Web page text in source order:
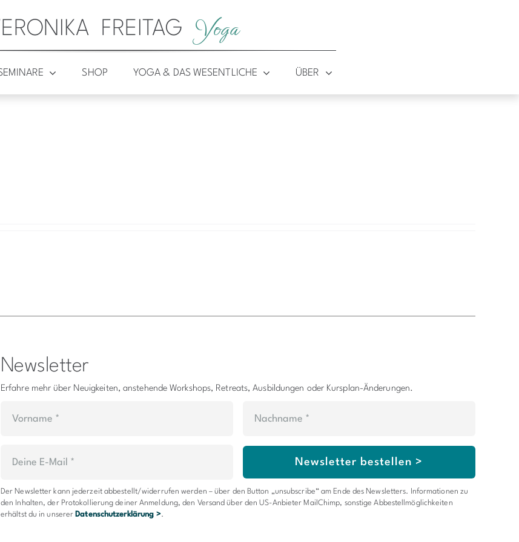
FREITAG Yoga
SHOP YOGA & DAS WESENTLICHE ÜBER
Newsletter
Erfahre mehr über Neuigkeiten, anstehende Workshops, Retreats, Ausbildungen oder Kursplan-Änderungen.
Newsletter bestellen >
Der Newsletter kann jederzeit abbestellt/widerrufen werden – über den Button „unsubscribe“ am Ende des Newsletters.
Informationen zu
den Inhalten, der Protokollierung deiner Anmeldung, den Versand über den US-Anbieter MailChimp, sonstige Abbestellmöglichkeiten
erhältst du in unserer Datenschutzerklärung >.